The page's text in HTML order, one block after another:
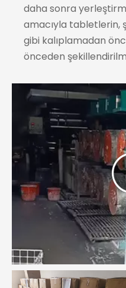
daha sonra
amacıyla tabletlerin,
gibi kalıplamadan
önceden